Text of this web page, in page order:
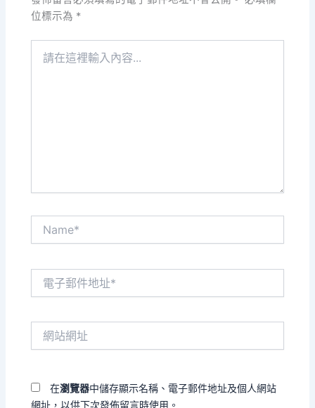
位標示為 *
在瀏覽器中儲存顯示名稱、電子郵件地址及個人網站
網址，以供下次發佈留言時使用。